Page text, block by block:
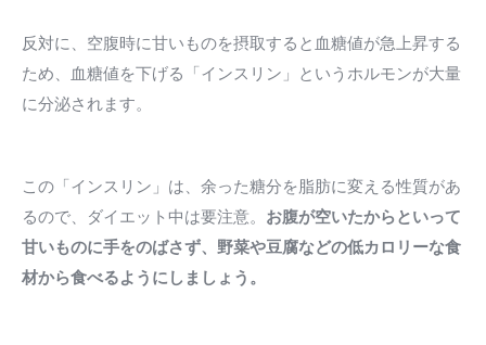
反対に、空腹時に甘いものを摂取すると血糖値が急上昇する
ため、血糖値を下げる「インスリン」というホルモンが大量
に分泌されます。
この「インスリン」は、余った糖分を脂肪に変える性質があ
るので、ダイエット中は要注意。 お腹が空いたからといって
甘いものに手をのばさず、野菜や豆腐などの低カロリーな食
材から食べるようにしましょう。